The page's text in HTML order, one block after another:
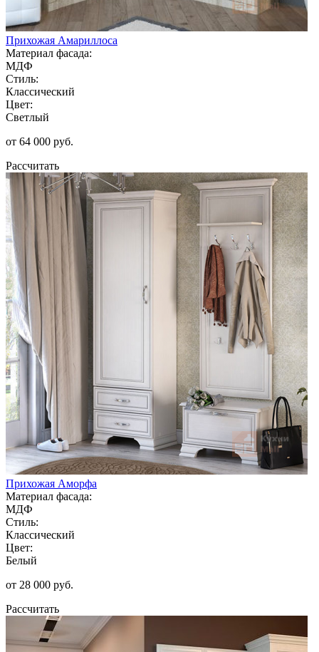
Прихожая Амариллоса
Материал фасада:
МДФ
Стиль:
Классический
Цвет:
Светлый
от 64 000 руб.
Рассчитать
Прихожая Аморфа
Материал фасада:
МДФ
Стиль:
Классический
Цвет:
Белый
от 28 000 руб.
Рассчитать